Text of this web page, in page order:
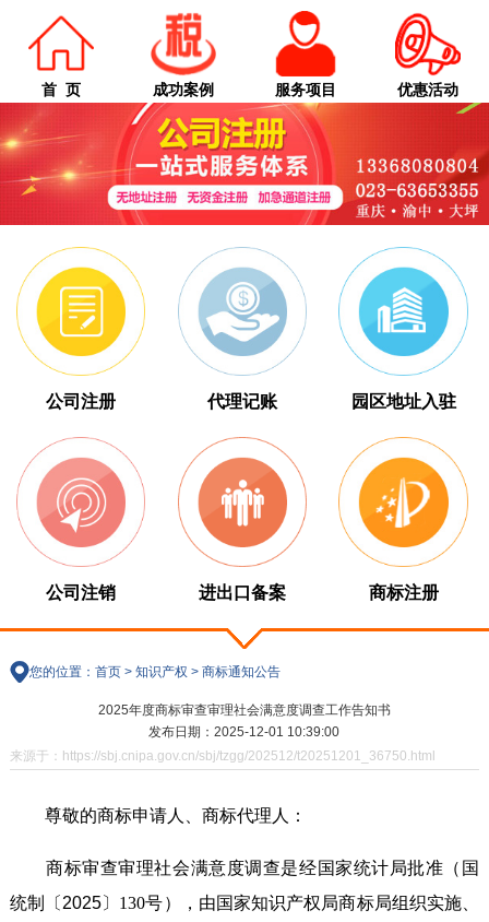
首 页 成功案例 服务项目 优惠活动
公司注册 代理记账 园区地址入驻
公司注销 进出口备案 商标注册
您的位置： 首页> 知识产权 > 商标通知公告
2025年度商标审查审理社会满意度调查工作告知书
发布日期：2025-12-01 10:39:00
来源于：https://sbj.cnipa.gov.cn/sbj/tzgg/202512/t20251201_36750.html
尊敬的商标申请人、商标代理人：
商标审查审理社会满意度调查是经国家统计局批准（ 国
统制〔 2025〕 130号），由国家知识产权局商标局组织实施